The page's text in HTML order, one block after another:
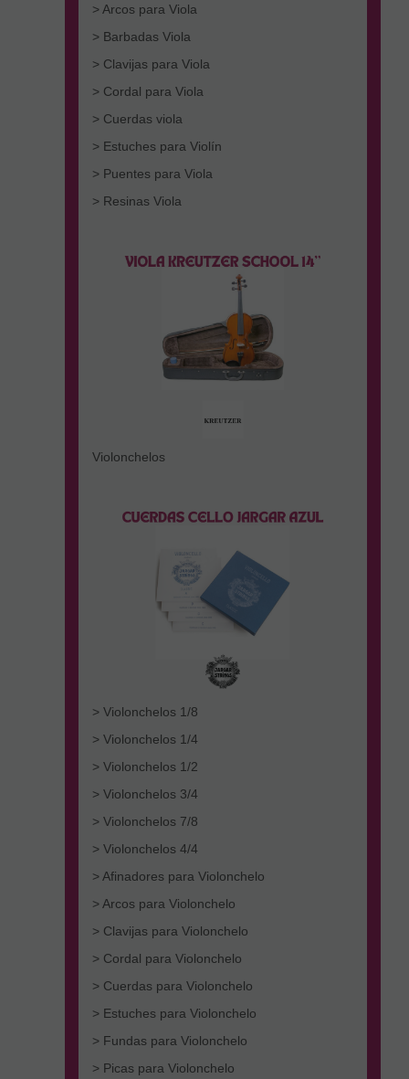
> Arcos para Viola
> Barbadas Viola
> Clavijas para Viola
> Cordal para Viola
> Cuerdas viola
> Estuches para Violín
> Puentes para Viola
> Resinas Viola
Violonchelos
> Violonchelos 1/8
> Violonchelos 1/4
> Violonchelos 1/2
> Violonchelos 3/4
> Violonchelos 7/8
> Violonchelos 4/4
> Afinadores para Violonchelo
> Arcos para Violonchelo
> Clavijas para Violonchelo
> Cordal para Violonchelo
> Cuerdas para Violonchelo
> Estuches para Violonchelo
> Fundas para Violonchelo
> Picas para Violonchelo